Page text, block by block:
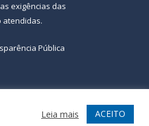
exigências das
atendidas.
Pública
Acessar Webmail
Leia mais ACEITO